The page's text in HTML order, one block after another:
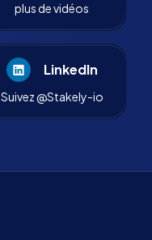
plus de vidéos
LinkedIn
Suivez @Stakely-io